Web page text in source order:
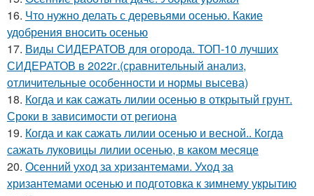
16. Что нужно делать с деревьями осенью. Какие
удобрения вносить осенью
17. Виды СИДЕРАТОВ для огорода. ТОП-10 лучших
СИДЕРАТОВ в 2022г.(сравнительный анализ,
отличительные особенности и нормы высева)
18. Когда и как сажать лилии осенью в открытый грунт.
Сроки в зависимости от региона
19. Когда и как сажать лилии осенью и весной.. Когда
сажать луковицы лилии осенью, в каком месяце
20. Осенний уход за хризантемами. Уход за
хризантемами осенью и подготовка к зимнему укрытию